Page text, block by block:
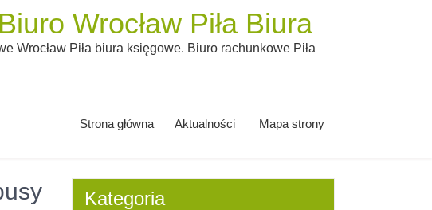
Wrocław Piła Biura
Wrocław Piła biura księgowe. Biuro rachunkowe Piła
Strona główna Aktualności Mapa strony
Kategoria